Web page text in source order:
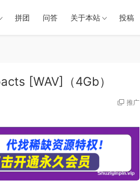
拼团 问答 关于本站 投稿
[WAV]（4Gb）
推广